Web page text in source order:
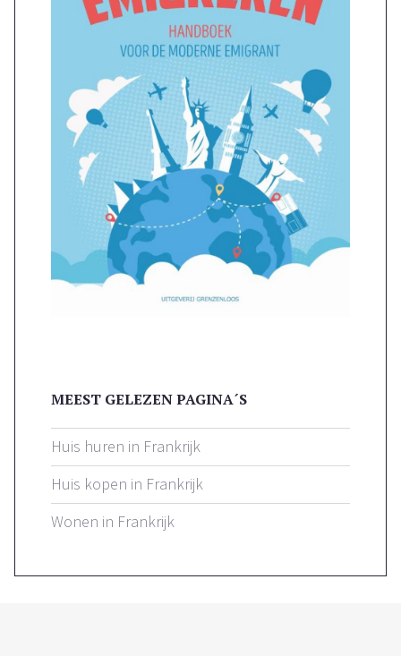
MEEST GELEZEN PAGINA´S
Huis huren in Frankrijk
Huis kopen in Frankrijk
Wonen in Frankrijk